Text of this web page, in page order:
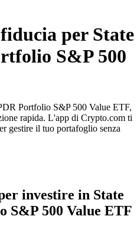
per State
S&P 500
Portfolio S&P 500 Value ETF,
rapida. L'app di Crypto.com ti
gestire il tuo portafoglio senza
investire in State
S&P 500 Value ETF